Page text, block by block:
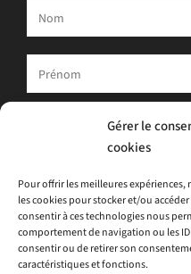
Gérer le
cookies
Pour offrir les meilleures
les cookies pour stocker et/ou
consentir à ces technologies nous
comportement de navigation ou les
consentir ou de retirer son
caractéristiques et fonctions.
Votre adresse e-mail est
notre newsletter et des
la newsletter.
J'acceptela politique de